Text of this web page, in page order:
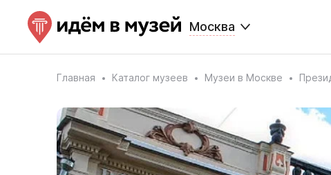
Москва
Главная Каталог музеев Музеи в Москве